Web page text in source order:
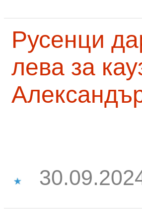
Русенци
лева за